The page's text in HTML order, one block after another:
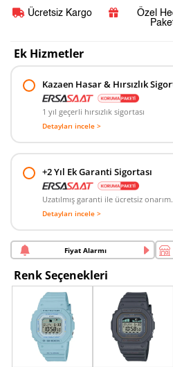
Ücretsiz Kargo
Özel
Ek Hizmetler
Kazaen Hasar & Hırsızlık
1 yıl geçerli hırsızlık sigortası
Detayları incele >
+2 Yıl Ek Garanti Sigortası
Uzatılmış garanti ile ücretsiz onarım.
Detayları incele >
Fiyat Alarmı
Renk Seçenekleri